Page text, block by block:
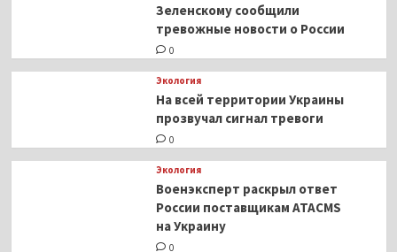
Зеленскому сообщили
тревожные новости о России
0
Экология
На всей территории Украины
прозвучал сигнал тревоги
0
Экология
Военэксперт раскрыл ответ
России поставщикам ATACMS
на Украину
0